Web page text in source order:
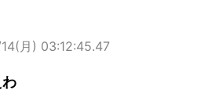
月) 03:12:45.47